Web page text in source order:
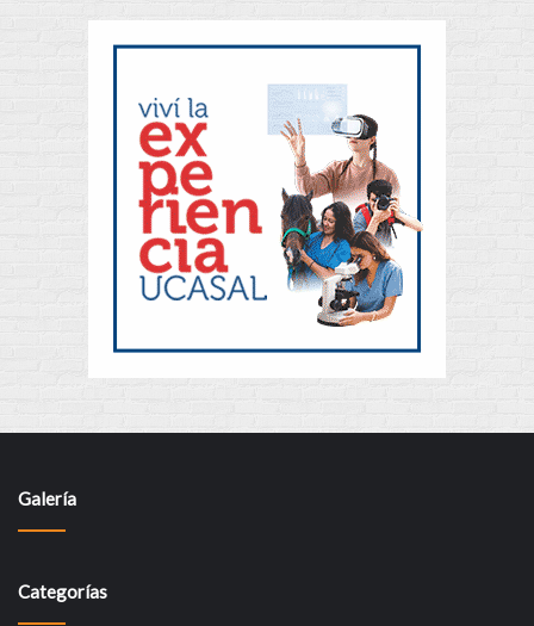
Galería
Categorías